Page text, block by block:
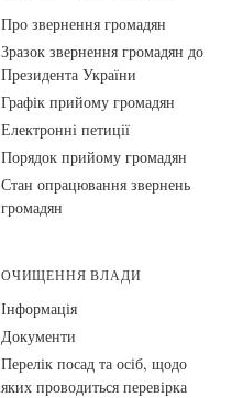
Про звернення громадян
Зразок звернення громадян до
Президента України
Графік прийому громадян
Електронні петиції
Порядок прийому громадян
Стан опрацювання звернень
громадян
ОЧИЩЕННЯ ВЛАДИ
Інформація
Документи
Перелік посад та осіб, щодо
яких проводиться перевірка